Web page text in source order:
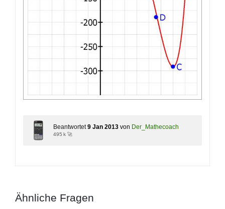
Beantwortet 9 Jan 2013 von Der_Mathecoach
495 k 🚀
Ähnliche Fragen